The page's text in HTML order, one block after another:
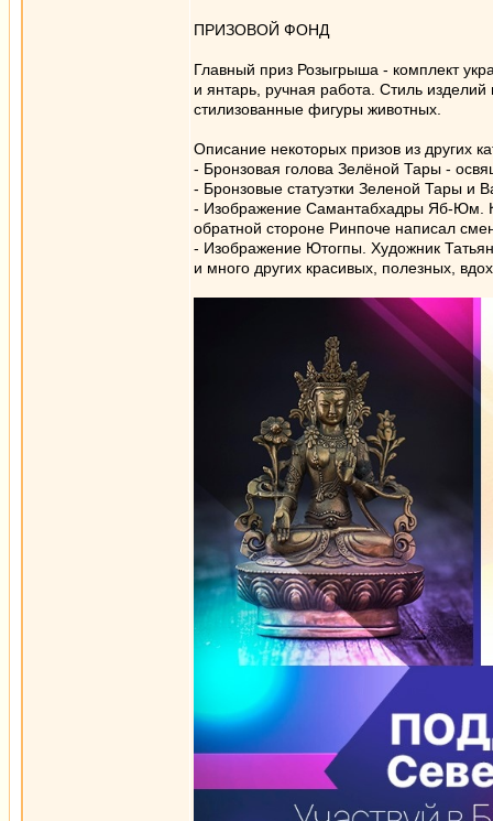
ПРИЗОВОЙ ФОНД
Главный приз Розыгрыша - комплект
и янтарь, ручная работа. Стиль
стилизованные фигуры животных.
Описание некоторых призов из других
- Бронзовая голова Зелёной Тары -
- Бронзовые статуэтки Зеленой Тары и
- Изображение Самантабхадры Яб-Юм.
обратной стороне Ринпоче написал
- Изображение Ютогпы. Художник
и много других красивых, полезных,